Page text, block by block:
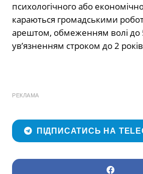
психологічного або
караються громадськими
арештом, обмеженням волі до
ув’язненням строком до 2
РЕКЛАМА
ПІДПИСАТИСЬ НА